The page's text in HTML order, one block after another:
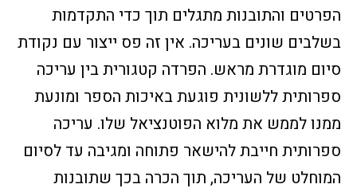
הפרטים והתובנות מתגלים תוך כדי התקדמות
בשלבים שונים בעריכה. אין זה פס ייצור עם נקודת
סיום מוגדרת מראש. הפרדה קטגורית בין עריכה
ספרותית ללשונית פוגעת באיכות הספר ומונעת
ממנו לממש את מלוא הפוטנציאל שלו. עריכה
ספרותית חייבת להישאר פתוחה ומגיבה עד לסיום
המוחלט של העריכה, תוך הכרה בכך שתובנות